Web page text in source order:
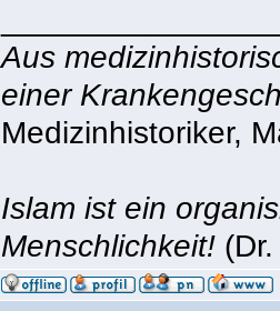
Aus
einer
Medizinhistoriker,
Islam ist ein
Menschlichkeit!